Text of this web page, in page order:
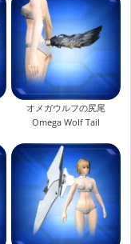
オメガウルフの尻尾
Omega Wolf Tail